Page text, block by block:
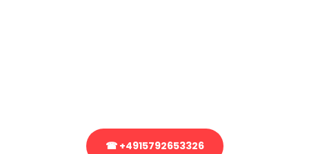
☎ +4915792653326